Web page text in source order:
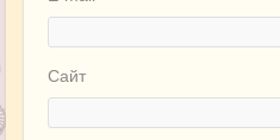
Сайт